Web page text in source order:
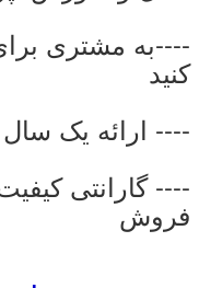
----به مشتری
کنید
---- ارائه یک
---- گارانتی
فروش